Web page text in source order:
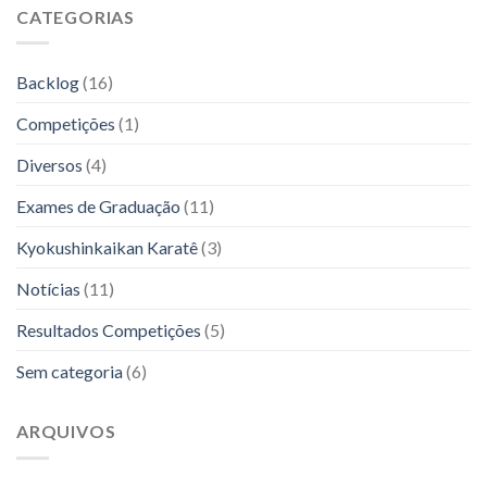
CATEGORIAS
Backlog(16)
Competições (1)
Diversos (4)
Exames de Graduação (11)
Kyokushinkaikan Karatê(3)
Notícias (11)
Resultados Competições (5)
Sem categoria(6)
ARQUIVOS